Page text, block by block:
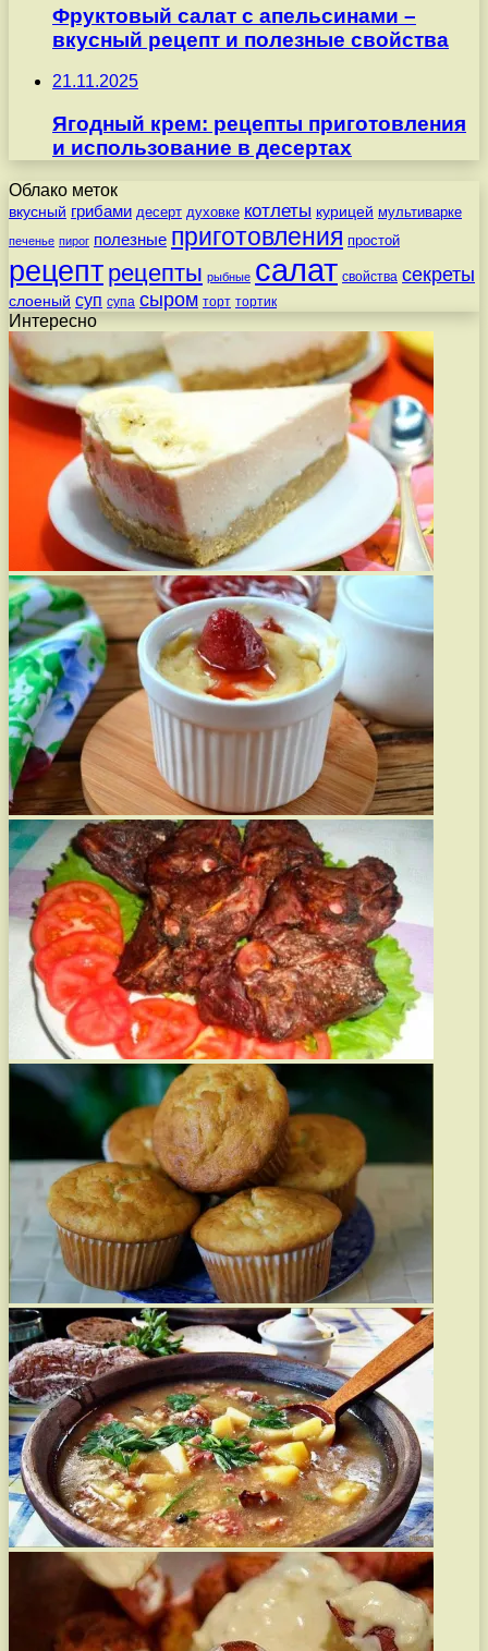
Фруктовый салат с апельсинами –
вкусный рецепт и полезные свойства
21.11.2025
Ягодный крем: рецепты приготовления
и использование в десертах
Облако меток
вкусный грибами десерт духовке котлеты курицей мультиварке
печенье пирог полезные приготовления простой
рецепт рецепты рыбные салат свойства секреты
слоеный суп супа сыром торт тортик
Интересно